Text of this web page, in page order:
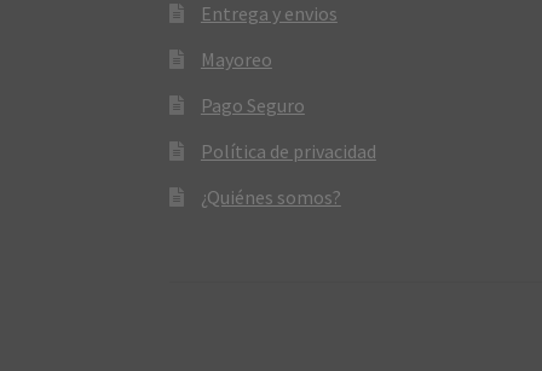
Entrega y envios
Mayoreo
Pago Seguro
Política de privacidad
¿Quiénes somos?